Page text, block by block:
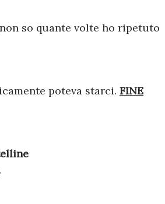
so quante volte ho ripetuto
poteva starci. FINE